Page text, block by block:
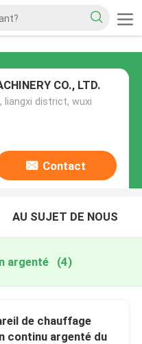
CO., LTD.
liangxi district, wuxi
Contact
AU SUJET DE NOUS
argenté (4)
de chauffage
continu argenté du